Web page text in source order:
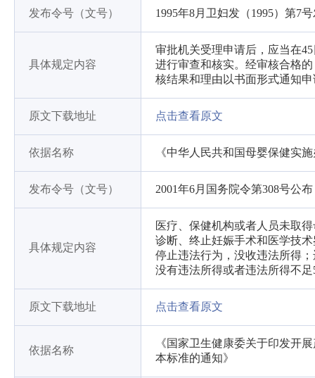
发布令号（文号） 1995年8月卫妇发（1995）第7
具体规定内容
审批机关受理申请后，应当在
进行审查和核实。经审核合格
核结果和理由以书面形式通知
原文下载地址 点击查看原文
依据名称 《中华人民共和国母婴保健实
发布令号（文号） 2001年6月国务院令第308号公
具体规定内容
医疗、保健机构或者人员未取
诊断、终止妊娠手术和医学技
停止违法行为，没收违法所得
没有违法所得或者违法所得不
原文下载地址 点击查看原文
依据名称
《国家卫生健康委关于印发开
本标准的通知》